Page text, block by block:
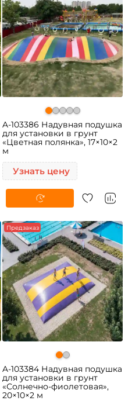
A-103386 Надувная подушка
для установки в грунт
«Цветная полянка», 17×10×2
м
Узнать цену
Предзаказ
A-103384 Надувная подушка
для установки в грунт
«Солнечно-фиолетовая»,
20×10×2 м